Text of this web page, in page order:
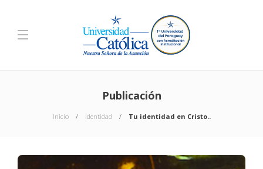
Publicación
Inicio Identidad Tu identidad en Cristo..